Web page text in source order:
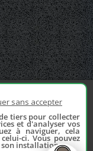
sans accepter
tiers pour collecter
et d'analyser vos
à naviguer, cela
ci. Vous pouvez
installation.